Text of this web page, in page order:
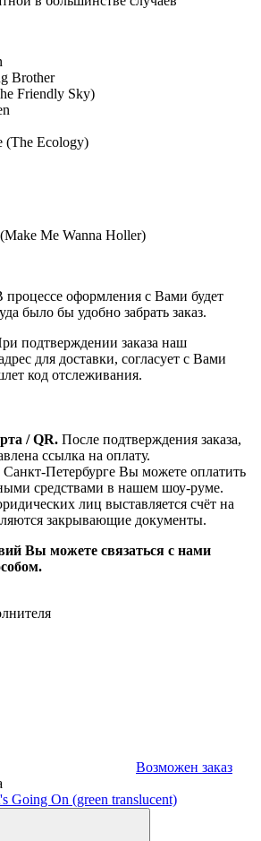
Brother
Friendly Sky)
(The Ecology)
Me Wanna Holler)
процессе оформления с Вами будет
было бы удобно забрать заказ.
подтверждении заказа наш
для доставки, согласует с Вами
код отслеживания.
/ QR. После подтверждения заказа,
ссылка на оплату.
Петербурге Вы можете оплатить
средствами в нашем шоу-руме.
лиц выставляется счёт на
закрывающие документы.
Вы можете связаться с нами
Возможен заказ
Going On (green translucent)